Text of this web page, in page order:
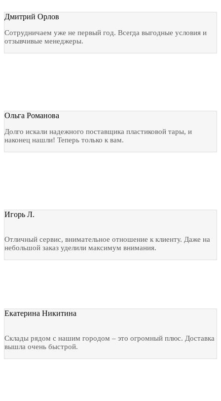
Дмитрий Орлов
Сотрудничаем уже не первый год. Всегда выгодные условия и
отзывчивые менеджеры.
Ольга Романова
Долго искали надежного поставщика пластиковой тары, и
наконец нашли! Теперь только к вам.
Игорь Л.
Отличный сервис, внимательное отношение к клиенту. Даже на
небольшой заказ уделили максимум внимания.
Екатерина Никитина
Склады рядом с нашим городом – это огромный плюс. Доставка
вышла очень быстрой.